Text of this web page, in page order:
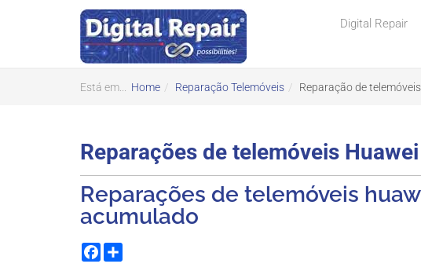
Digital Repair
Está em... Home Reparação Telemóveis Reparação de
Reparações de telemóveis
Reparações de telemóveis
acumulado
Facebook